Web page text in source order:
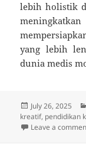
lebih holistik
yang lebih
dunia medis
Posted
on
July 26, 2025
kreatif, pendidikan
Leave a